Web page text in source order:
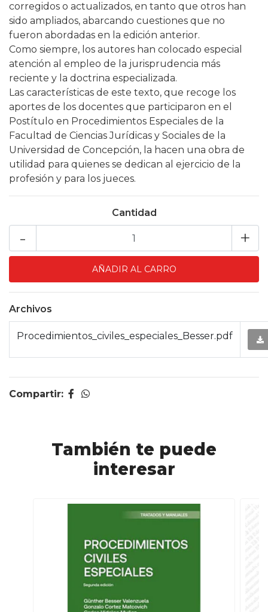
corregidos o actualizados, en tanto que otros han
sido ampliados, abarcando cuestiones que no
fueron abordadas en la edición anterior.
Como siempre, los autores han colocado especial
atención al empleo de la jurisprudencia más
reciente y la doctrina especializada.
Las características de este texto, que recoge los
aportes de los docentes que participaron en el
Postítulo en Procedimientos Especiales de la
Facultad de Ciencias Jurídicas y Sociales de la
Universidad de Concepción, la hacen una obra de
utilidad para quienes se dedican al ejercicio de la
profesión y para los jueces.
Cantidad
+
-
Archivos
Procedimientos_civiles_especiales_Besser.pdf
Compartir:
También te puede
interesar